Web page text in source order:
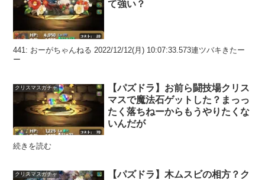
て強い？
441: おーがちゃんねる 2022/12/12(月) 10:07:33.573連ツバキきたー
ー
クリスマスガチャ
【パズドラ】お前ら闘技場クリス
マスで魔法石ゲットした？まっっ
たく落ちねーからもうやりたくな
いんだが
続きを読む
クリスマスガチャ
【パズドラ】木ムスビの相方？ク